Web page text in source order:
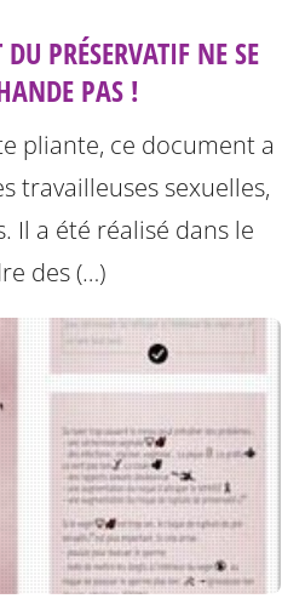
PRÉSERVATIF NE SE
PAS !
pliante, ce document a
travailleuses sexuelles,
Il a été réalisé dans le
des (…)